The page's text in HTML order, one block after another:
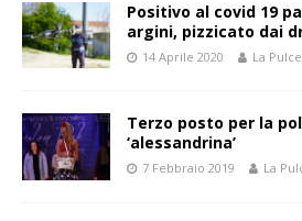
Positivo al covid 19
argini, pizzicato dai
14 Aprile 2020 La
Terzo posto per la
‘alessandrina’
7 Febbraio 2019 La